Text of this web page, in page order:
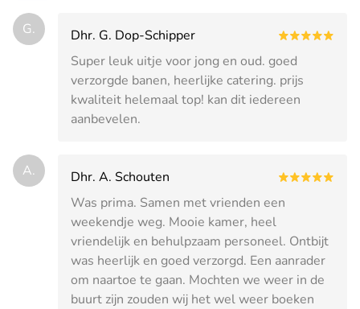
G.
Dhr. G. Dop-Schipper
Super leuk uitje voor jong en oud. goed
verzorgde banen, heerlijke catering. prijs
kwaliteit helemaal top! kan dit iedereen
aanbevelen.
A.
Dhr. A. Schouten
Was prima. Samen met vrienden een
weekendje weg. Mooie kamer, heel
vriendelijk en behulpzaam personeel. Ontbijt
was heerlijk en goed verzorgd. Een aanrader
om naartoe te gaan. Mochten we weer in de
buurt zijn zouden wij het wel weer boeken